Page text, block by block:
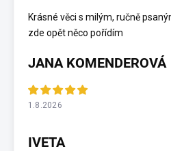
Krásné věci s milým, ručně
zde opět něco pořídím
JANA KOMENDEROVÁ
1.8.2026
IVETA